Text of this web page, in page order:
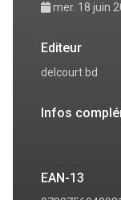
mer. 18 juin
Editeur
delcourt bd
Infos
EAN-13